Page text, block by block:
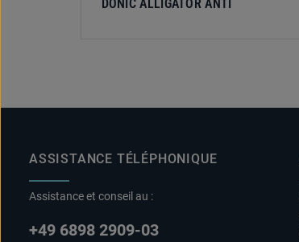
DONIC ALLIGATOR ANTI
ASSISTANCE TÉLÉPHONIQUE
Assistance et conseil au :
+49 6898 2909-03